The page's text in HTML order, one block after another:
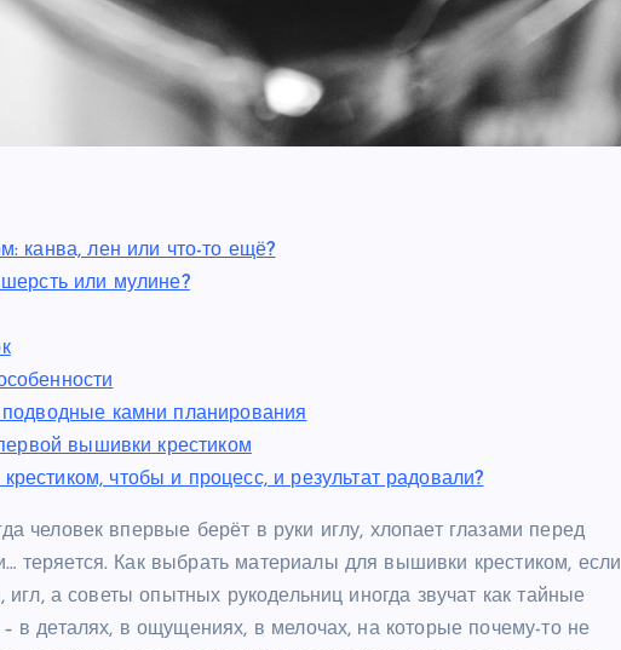
канва, лен или что-то ещё?
или мулине?
камни планирования
вышивки крестиком
чтобы и процесс, и результат радовали?
человек впервые берёт в руки иглу, хлопает глазами перед
теряется. Как выбрать материалы для вышивки крестиком, если
игл, а советы опытных рукодельниц иногда звучат как тайные
в деталях, в ощущениях, в мелочах, на которые почему-то не